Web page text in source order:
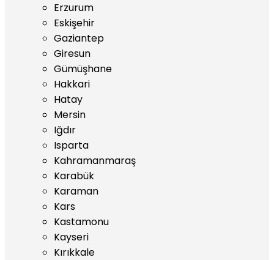
Erzurum
Eskişehir
Gaziantep
Giresun
Gümüşhane
Hakkari
Hatay
Mersin
Iğdır
Isparta
Kahramanmaraş
Karabük
Karaman
Kars
Kastamonu
Kayseri
Kırıkkale